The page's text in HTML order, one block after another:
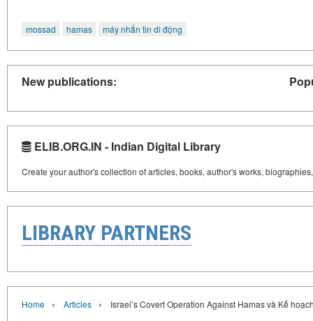
mossad hamas máy nhắn tin di động
New publications:
ELIB.ORG.IN - Indian Digital Library
Create your author's collection of articles, books, author's works,
LIBRARY PARTNERS
Home › Articles › Israel’s Covert Operation Against Hamas và Kế